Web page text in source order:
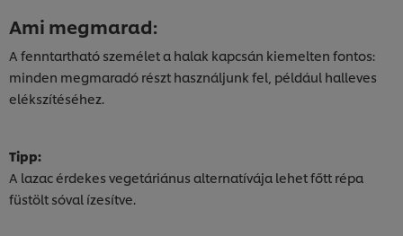
Ami megmarad:
A fenntartható személet a halak kapcsán kiemelten fontos:
minden megmaradó részt használjunk fel, például halleves
elékszítéséhez.
Tipp:
A lazac érdekes vegetáriánus alternatívája lehet főtt répa
füstölt sóval ízesítve.